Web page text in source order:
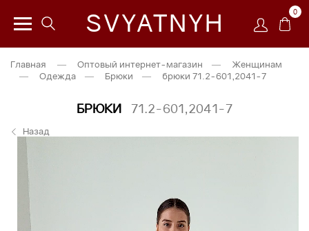
SVYATNYH 0
Главная — Оптовый интернет-магазин —
Женщинам
—
Одежда — Брюки — брюки 71.2-601,2041-7
БРЮКИ 71.2-601,2041-7
Назад